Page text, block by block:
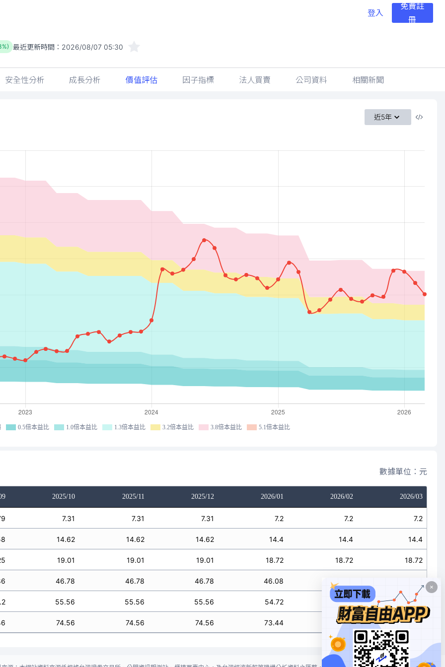
登入
免費註
冊
最近更新時間： 2026/08/07 05:30
安全性分析 成長分析 價值評估 因子指標 法人買賣 公司資料 相關新聞
近5年
0.5倍本益比 1.0倍本益比 1.3倍本益比 3.2倍本益比 3.8倍本益比 5.1倍本益比
數據單位：元
2025/10 2025/11 2025/12 2026/01 2026/02 2026/03
7.31 7.31 7.31 7.2 7.2 7.2
14.62 14.62 14.62 14.4 14.4 14.4
19.01 19.01 19.01 18.72 18.72 18.72
46.78 46.78 46.78 46.08 46.08
55.56 55.56 55.56 54.72 54.72 54.72
74.56 74.56 74.56 73.44 73.44 73.44